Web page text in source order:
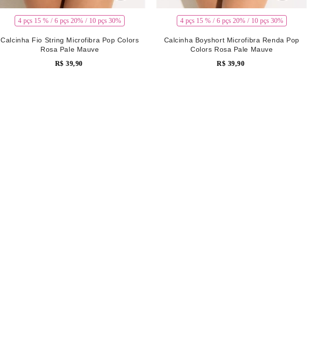
4 pçs 15 % / 6 pçs 20% / 10 pçs 30%
Calcinha Fio String Microfibra Pop Colors
Rosa Pale Mauve
R$ 39,90
4 pçs 15 % / 6 pçs 20% / 10 pçs 30%
Calcinha Boyshort Microfibra Renda Pop
Colors Rosa Pale Mauve
R$ 39,90